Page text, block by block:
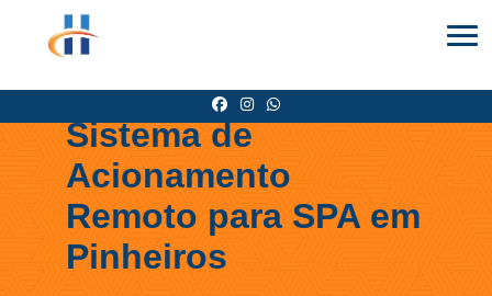
Sistema de
Acionamento
Remoto para SPA em
Pinheiros